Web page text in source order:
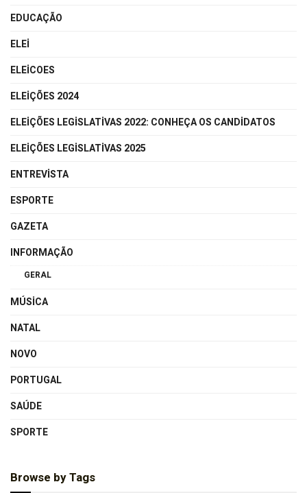
EDUCAÇÃO
ELEI
ELEICOES
ELEIÇÕES 2024
ELEIÇÕES LEGISLATIVAS 2022: CONHEÇA OS CANDIDATOS
ELEIÇÕES LEGISLATIVAS 2025
ENTREVISTA
ESPORTE
GAZETA
INFORMAÇÃO
GERAL
MÚSICA
NATAL
NOVO
PORTUGAL
SAÚDE
SPORTE
Browse by Tags